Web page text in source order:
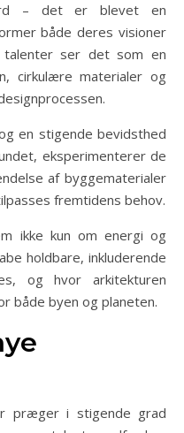
– det er blevet en
både deres visioner
ser det som en
cirkulære materialer og
en stigende bevidsthed
eksperimenterer de
af byggematerialer
fremtidens behov.
ikke kun om energi og
holdbare, inkluderende
og hvor arkitekturen
både byen og planeten.
præger i stigende grad